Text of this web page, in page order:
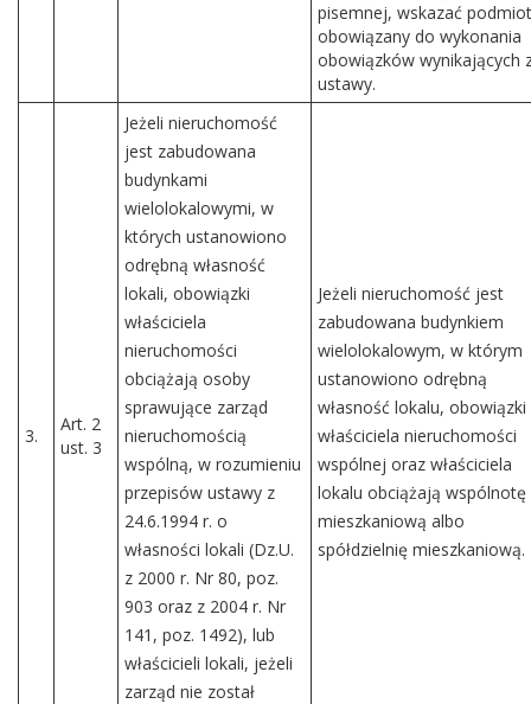
pisemnej, wskazać podmiot
obowiązany do wykonania
obowiązków wynikających
ustawy.
3.
Art. 2
ust. 3
Jeżeli nieruchomość
jest zabudowana
budynkami
wielolokalowymi, w
których ustanowiono
odrębną własność
lokali, obowiązki
właściciela
nieruchomości
obciążają osoby
sprawujące zarząd
nieruchomością
wspólną, w rozumieniu
przepisów ustawy z
24.6.1994 r. o
własności lokali (Dz.U.
z 2000 r. Nr 80, poz.
903 oraz z 2004 r. Nr
141, poz. 1492), lub
właścicieli lokali, jeżeli
zarząd nie został
Jeżeli nieruchomość jest
zabudowana budynkiem
wielolokalowym, w którym
ustanowiono odrębną
własność lokalu, obowiązki
właściciela nieruchomości
wspólnej oraz właściciela
lokalu obciążają wspólnotę
mieszkaniową albo
spółdzielnię mieszkaniową.